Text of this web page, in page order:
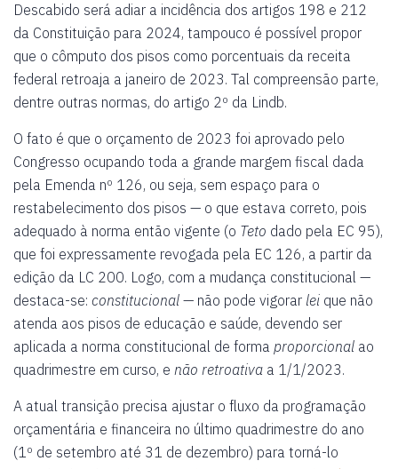
Descabido será adiar a incidência dos artigos 198 e 212
da Constituição para 2024, tampouco é possível propor
que o cômputo dos pisos como porcentuais da receita
federal retroaja a janeiro de 2023. Tal compreensão parte,
dentre outras normas, do artigo 2º da Lindb.
O fato é que o orçamento de 2023 foi aprovado pelo
Congresso ocupando toda a grande margem fiscal dada
pela Emenda nº 126, ou seja, sem espaço para o
restabelecimento dos pisos — o que estava correto, pois
adequado à norma então vigente (o Teto dado pela EC 95),
que foi expressamente revogada pela EC 126, a partir da
edição da LC 200. Logo, com a mudança constitucional —
destaca-se: constitucional — não pode vigorar lei que não
atenda aos pisos de educação e saúde, devendo ser
aplicada a norma constitucional de forma proporcional ao
quadrimestre em curso, e não retroativa a 1/1/2023.
A atual transição precisa ajustar o fluxo da programação
orçamentária e financeira no último quadrimestre do ano
(1º de setembro até 31 de dezembro) para torná-lo